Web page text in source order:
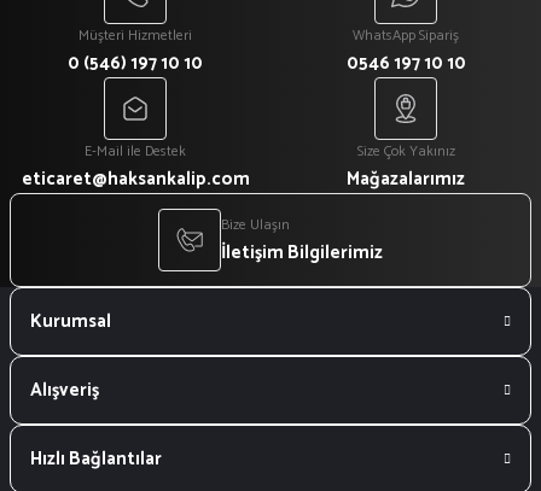
Müşteri Hizmetleri
0 (546) 197 10 10
WhatsApp Sipariş
0546 197 10 10
E-Mail ile Destek
eticaret@haksankalip.com
Size Çok Yakınız
Mağazalarımız
Bize Ulaşın
İletişim Bilgilerimiz
Kurumsal
Alışveriş
Hızlı Bağlantılar